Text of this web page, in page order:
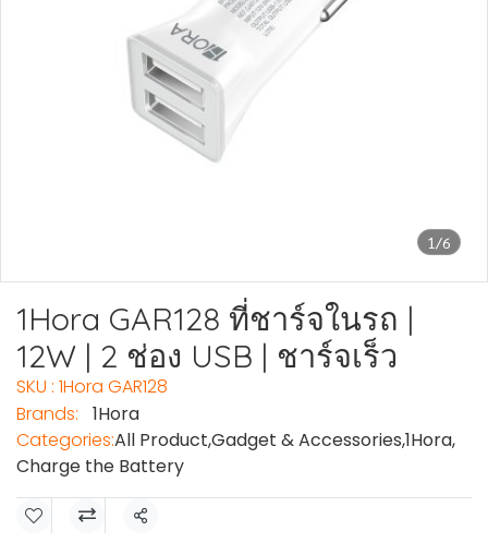
1/6
1Hora GAR128 ที่ชาร์จในรถ |
12W | 2 ช่อง USB | ชาร์จเร็ว
SKU : 1Hora GAR128
Brands:
1Hora
Categories:All Product,Gadget & Accessories,1Hora,
Charge the Battery
Share